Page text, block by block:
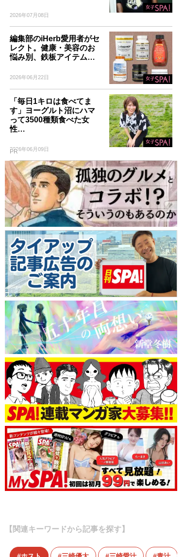
2026年07月08日
編集部のiHerb愛用者がセ
レクト。健康・美容のお
悩み別、鉄板アイテム…
2026年06月22日
「毎日1キロは食べてま
す」ヨーグルト沼にハマ
って3500種類食べた女
性…
2026年06月09日
PR
【関連キーワードから記事を探す】